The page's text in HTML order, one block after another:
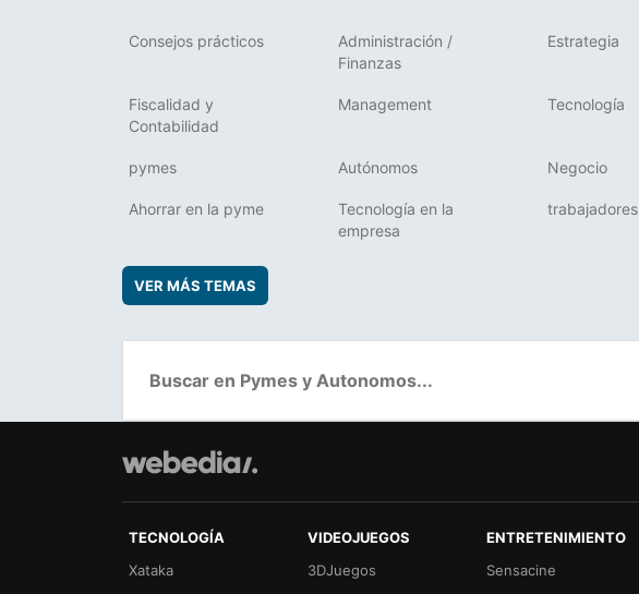
Consejos prácticos
Administración /
Finanzas
Estrategia
Fiscalidad y
Contabilidad
Management Tecnología
pymes Autónomos Negocio
Ahorrar en la pyme
Tecnología en la
empresa
trabajadores
VER MÁS TEMAS
TECNOLOGÍA
Xataka
VIDEOJUEGOS
3DJuegos
ENTRETENIMIENTO
Sensacine